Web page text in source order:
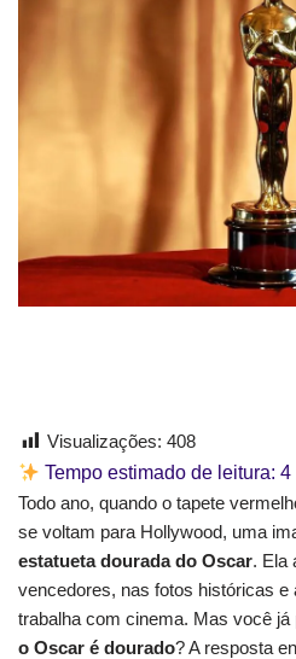
Visualizações: 408
Tempo estimado de leitura:4
Todo ano, quando o tapete
se voltam para Hollywood, uma
estatueta dourada do Oscar. Ela
vencedores, nas fotos históricas e
trabalha com cinema. Mas você já
o Oscar é dourado? A resposta